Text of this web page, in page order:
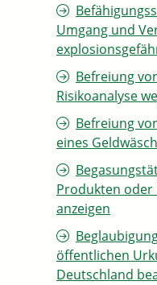
Umgang und
Befreiung
Risikoanalyse
Befreiung
eines
Produkten oder
anzeigen
öffentlichen
Deutschland